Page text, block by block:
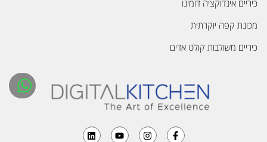
כיריים אינדוקציה דומינו
מכונת קפה יוקרתית
כיריים משולבות קולט אדים